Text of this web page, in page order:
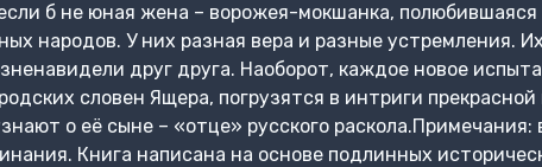
б не юная жена – ворожея-мокшанка, полюбившаяся
народов. У них разная вера и разные устремления.
друг друга. Наоборот, каждое новое
словен Ящера, погрузятся в интриги
о её сыне – «отце» русского
Книга написана на основе подлинных